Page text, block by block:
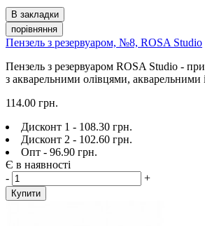
В закладки
порівняння
Пензель з резервуаром, №8, ROSA Studio
Пензель з резервуаром ROSA Studio -
з акварельними олівцями, акварельними
114.00 грн.
Дисконт 1 - 108.30 грн.
Дисконт 2 - 102.60 грн.
Опт - 96.90 грн.
Є в наявності
-
+
Купити